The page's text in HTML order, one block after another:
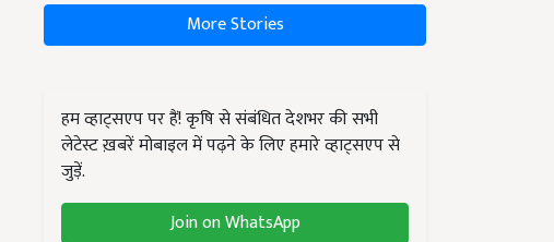
More Stories
हम व्हाट्सएप पर हैं! कृषि से संबंधित देशभर की सभी
लेटेस्ट ख़बरें मोबाइल में पढ़ने के लिए हमारे व्हाट्सएप से
जुड़ें.
Join on WhatsApp